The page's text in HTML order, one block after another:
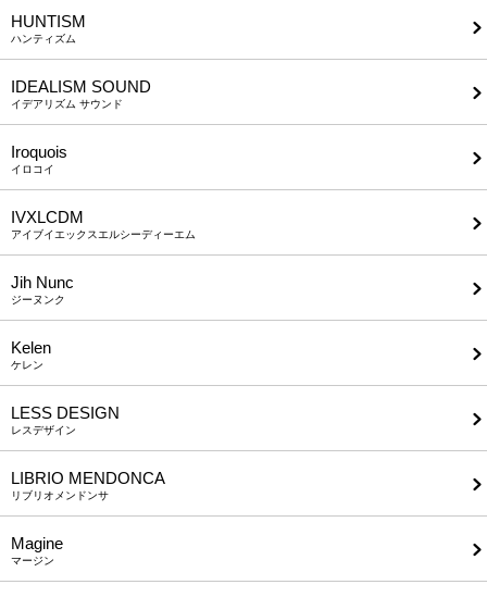
HUNTISM
ハンティズム
IDEALISM SOUND
イデアリズム サウンド
Iroquois
イロコイ
IVXLCDM
アイブイエックスエルシーディーエム
Jih Nunc
ジーヌンク
Kelen
ケレン
LESS DESIGN
レスデザイン
LIBRIO MENDONCA
リブリオメンドンサ
Magine
マージン